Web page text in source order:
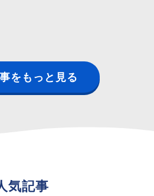
をもっと見る
気記事